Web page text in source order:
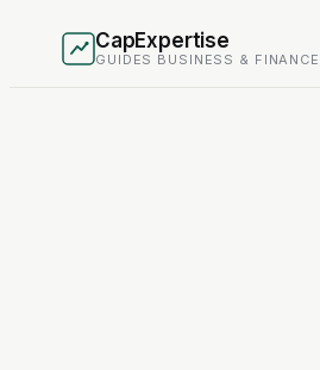
CapExpertise
GUIDES BUSINESS & FINANCE